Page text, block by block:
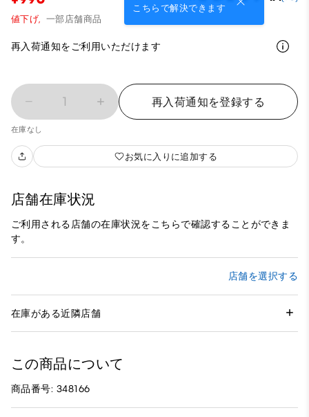
こちらで解決できます
値下げ, 一部店舗商品
再入荷通知をご利用いただけます
1 再入荷通知を登録する
在庫なし
お気に入りに追加する
店舗在庫状況
ご利用される店舗の在庫状況をこちらで確認することができま
す。
店舗を選択する
在庫がある近隣店舗
この商品について
商品番号: 348166